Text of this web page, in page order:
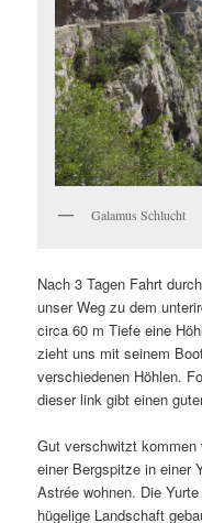
Galamus Schlucht
Nach 3 Tagen Fahrt
unser Weg zu dem
circa 60 m Tiefe eine
zieht uns mit seinem
verschiedenen Höhlen.
dieser link gibt einen
Gut verschwitzt kommen
einer Bergspitze in einer
Astrée wohnen. Die
hügelige Landschaft